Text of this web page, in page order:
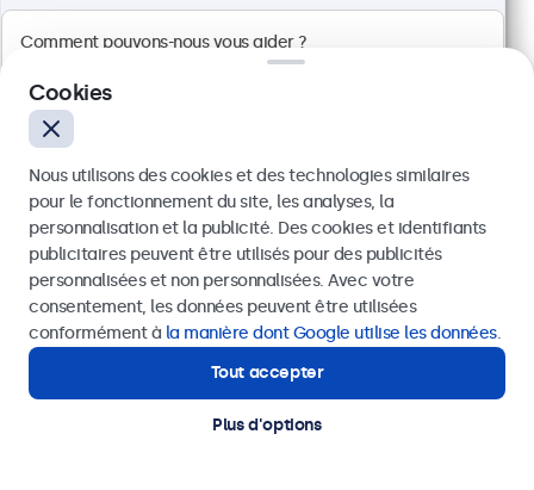
Référence :24HD7M
100+ pièces en stock
Résolution 1920 x 1080 (Full HD)
Entrées : HDMI, VGA, BNC, RCA
Installation : encastrable, murale et bureau
Dimensions : 560 x 337 x 41 mm
499,00 €
598,80 € TTC
Voir
Ajouter au panier
Envoyer
Ou appelez-nous au01 79 97 48 02
Contactez nos spécialistes.
Cookies
Nous utilisons des cookies et des technologies similaires
pour le fonctionnement du site, les analyses, la
personnalisation et la publicité. Des cookies et identifiants
publicitaires peuvent être utilisés pour des publicités
personnalisées et non personnalisées. Avec votre
consentement, les données peuvent être utilisées
conformément à la manière dont Google utilise les données.
Tout accepter
Plus d'options